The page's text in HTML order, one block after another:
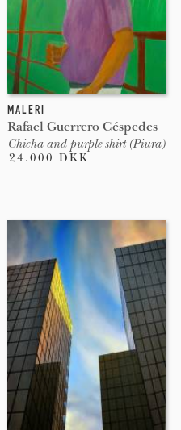
MALERI
Rafael Guerrero Céspedes
Chicha and purple shirt (Piura)
24.000 DKK